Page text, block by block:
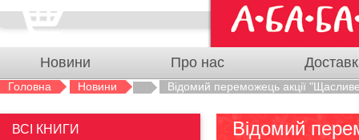
Новини Про нас
Головна Новини Відомий переможець акції
Відомий
ВСІ КНИГИ